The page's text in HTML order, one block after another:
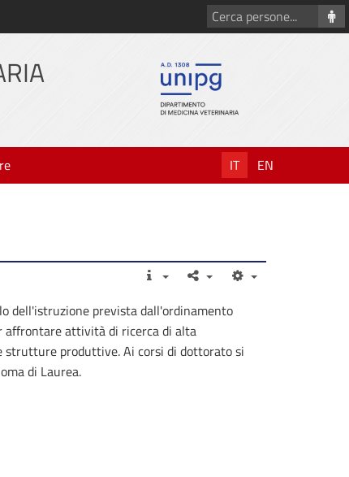
Cerca
persone
IT EN
dell'istruzione prevista dall'ordinamento
affrontare attività di ricerca di alta
strutture produttive. Ai corsi di dottorato si
di Laurea.